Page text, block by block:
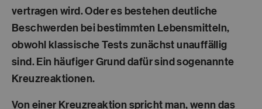
vertragen wird. Oder es bestehen deutliche
Beschwerden bei bestimmten Lebensmitteln,
obwohl klassische Tests zunächst unauffällig
sind. Ein häufiger Grund dafür sind sogenannte
Kreuzreaktionen.
Von einer Kreuzreaktion spricht man, wenn das